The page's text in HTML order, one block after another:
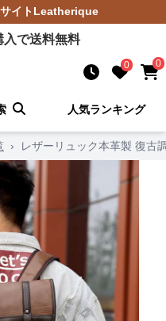
イトLeatherique
入で送料無料
0 0
人気ランキング
› レザーリュック本革製 復古